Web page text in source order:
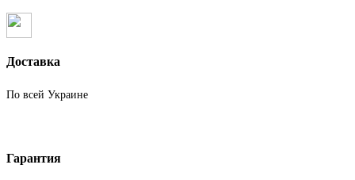
Доставка
По всей Украине
Гарантия